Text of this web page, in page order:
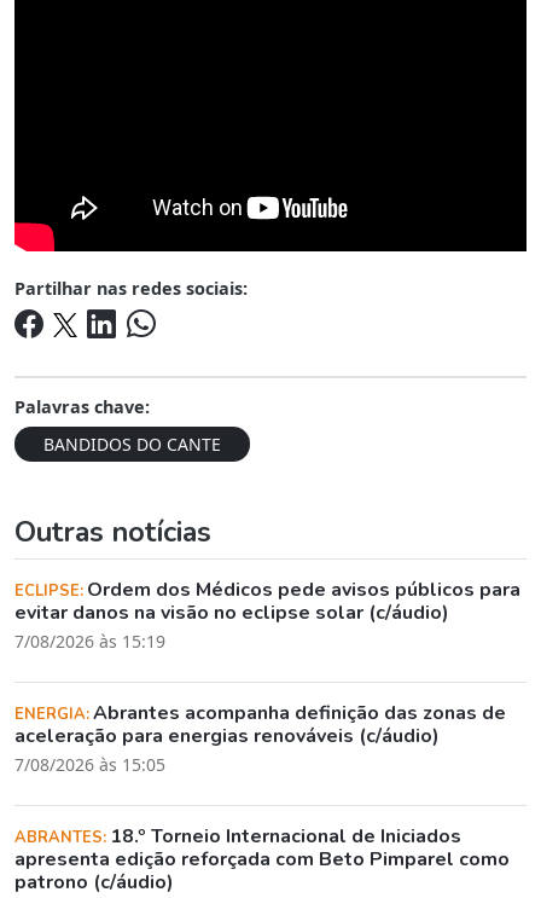
Partilhar nas redes sociais:
Palavras chave:
BANDIDOS DO CANTE
Outras notícias
ECLIPSE: Ordem dos Médicos pede avisos públicos para
evitar danos na visão no eclipse solar (c/áudio)
7/08/2026 às 15:19
ENERGIA:Abrantes acompanha definição das zonas de
aceleração para energias renováveis (c/áudio)
7/08/2026 às 15:05
ABRANTES: 18.º Torneio Internacional de Iniciados
apresenta edição reforçada com Beto Pimparel como
patrono (c/áudio)